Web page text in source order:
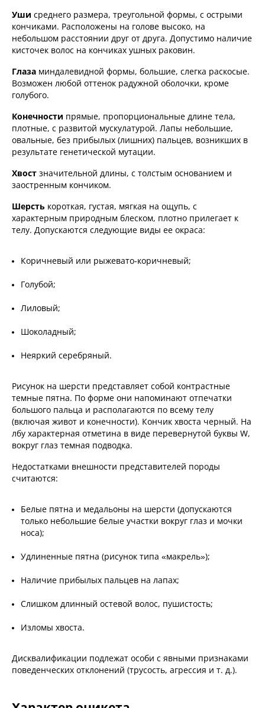
Уши среднего размера, треугольной формы, с острыми
кончиками. Расположены на голове высоко, на
небольшом расстоянии друг от друга. Допустимо наличие
кисточек волос на кончиках ушных раковин.
Глаза миндалевидной формы, большие, слегка раскосые.
Возможен любой оттенок радужной оболочки, кроме
голубого.
Конечности прямые, пропорциональные длине тела,
плотные, с развитой мускулатурой. Лапы небольшие,
овальные, без прибылых (лишних) пальцев, возникших в
результате генетической мутации.
Хвост значительной длины, с толстым основанием и
заостренным кончиком.
Шерсть короткая, густая, мягкая на ощупь, с
характерным природным блеском, плотно прилегает к
телу. Допускаются следующие виды ее окраса:
Коричневый или рыжевато-коричневый;
Голубой;
Лиловый;
Шоколадный;
Неяркий серебряный.
Рисунок на шерсти представляет собой контрастные
темные пятна. По форме они напоминают отпечатки
большого пальца и располагаются по всему телу
(включая живот и конечности). Кончик хвоста черный. На
лбу характерная отметина в виде перевернутой буквы W,
вокруг глаз темная подводка.
Недостатками внешности представителей породы
считаются:
Белые пятна и медальоны на шерсти (допускаются
только небольшие белые участки вокруг глаз и мочки
носа);
Удлиненные пятна (рисунок типа «макрель»);
Наличие прибылых пальцев на лапах;
Слишком длинный остевой волос, пушистость;
Изломы хвоста.
Дисквалификации подлежат особи с явными признаками
поведенческих отклонений (трусость, агрессия и т. д.).